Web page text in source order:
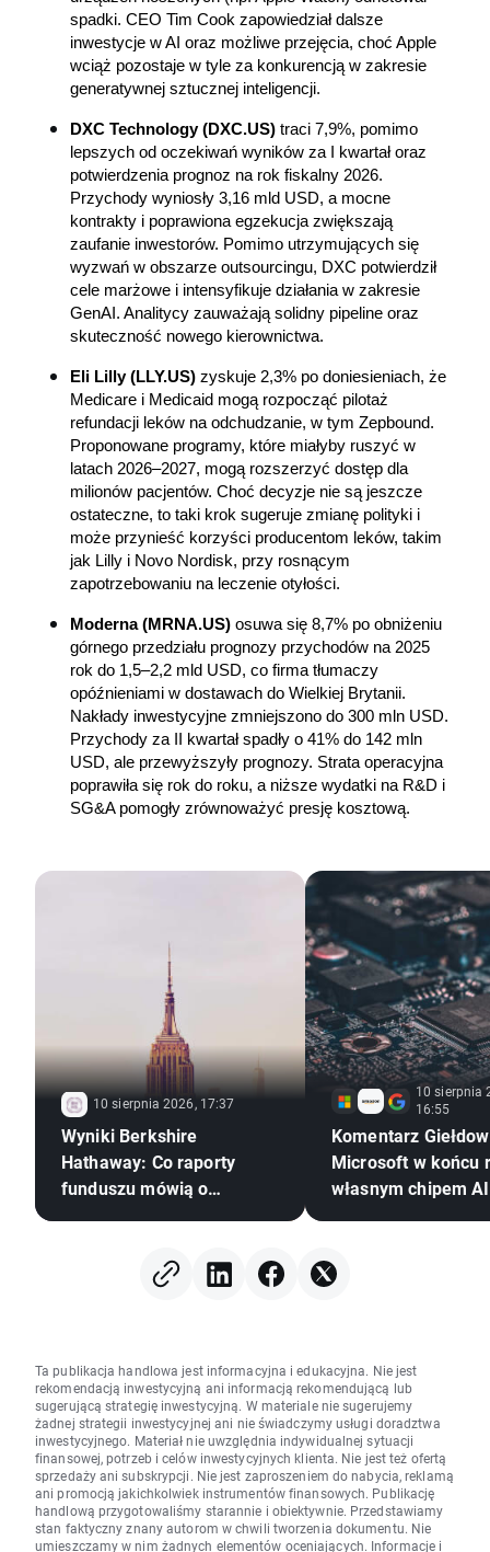
spadki. CEO Tim Cook zapowiedział dalsze
inwestycje w AI oraz możliwe przejęcia, choć Apple
wciąż pozostaje w tyle za konkurencją w zakresie
generatywnej sztucznej inteligencji.
DXC Technology (DXC.US) traci 7,9%, pomimo
lepszych od oczekiwań wyników za I kwartał oraz
potwierdzenia prognoz na rok fiskalny 2026.
Przychody wyniosły 3,16 mld USD, a mocne
kontrakty i poprawiona egzekucja zwiększają
zaufanie inwestorów. Pomimo utrzymujących się
wyzwań w obszarze outsourcingu, DXC potwierdził
cele marżowe i intensyfikuje działania w zakresie
GenAI. Analitycy zauważają solidny pipeline oraz
skuteczność nowego kierownictwa.
Eli Lilly (LLY.US) zyskuje 2,3% po doniesieniach, że
Medicare i Medicaid mogą rozpocząć pilotaż
refundacji leków na odchudzanie, w tym Zepbound.
Proponowane programy, które miałyby ruszyć w
latach 2026–2027, mogą rozszerzyć dostęp dla
milionów pacjentów. Choć decyzje nie są jeszcze
ostateczne, to taki krok sugeruje zmianę polityki i
może przynieść korzyści producentom leków, takim
jak Lilly i Novo Nordisk, przy rosnącym
zapotrzebowaniu na leczenie otyłości.
Moderna (MRNA.US) osuwa się 8,7% po obniżeniu
górnego przedziału prognozy przychodów na 2025
rok do 1,5–2,2 mld USD, co firma tłumaczy
opóźnieniami w dostawach do Wielkiej Brytanii.
Nakłady inwestycyjne zmniejszono do 300 mln USD.
Przychody za II kwartał spadły o 41% do 142 mln
USD, ale przewyższyły prognozy. Strata operacyjna
poprawiła się rok do roku, a niższe wydatki na R&D i
SG&A pomogły zrównoważyć presję kosztową.
10 sierpnia 2026, 17:37
Wyniki Berkshire
Hathaway: Co raporty
funduszu mówią o
10 sierpnia
16:55
Komentarz
Microsoft w końcu
własnym chipem
Ta publikacja handlowa jest informacyjna i edukacyjna. Nie jest
rekomendacją inwestycyjną ani informacją rekomendującą lub
sugerującą strategię inwestycyjną. W materiale nie sugerujemy
żadnej strategii inwestycyjnej ani nie świadczymy usługi doradztwa
inwestycyjnego. Materiał nie uwzględnia indywidualnej sytuacji
finansowej, potrzeb i celów inwestycyjnych klienta. Nie jest też ofertą
sprzedaży ani subskrypcji. Nie jest zaproszeniem do nabycia, reklamą
ani promocją jakichkolwiek instrumentów finansowych. Publikację
handlową przygotowaliśmy starannie i obiektywnie. Przedstawiamy
stan faktyczny znany autorom w chwili tworzenia dokumentu. Nie
umieszczamy w nim żadnych elementów oceniających. Informacje i